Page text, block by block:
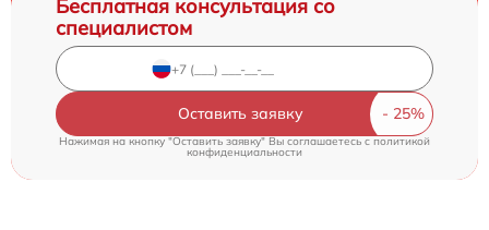
Бесплатная консультация со
специалистом
Оставить заявку
Нажимая на кнопку "Оставить заявку" Вы соглашаетесь c политикой
конфиденциальности